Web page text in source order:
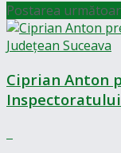
Postarea
Ciprian Anton
Inspectoratului